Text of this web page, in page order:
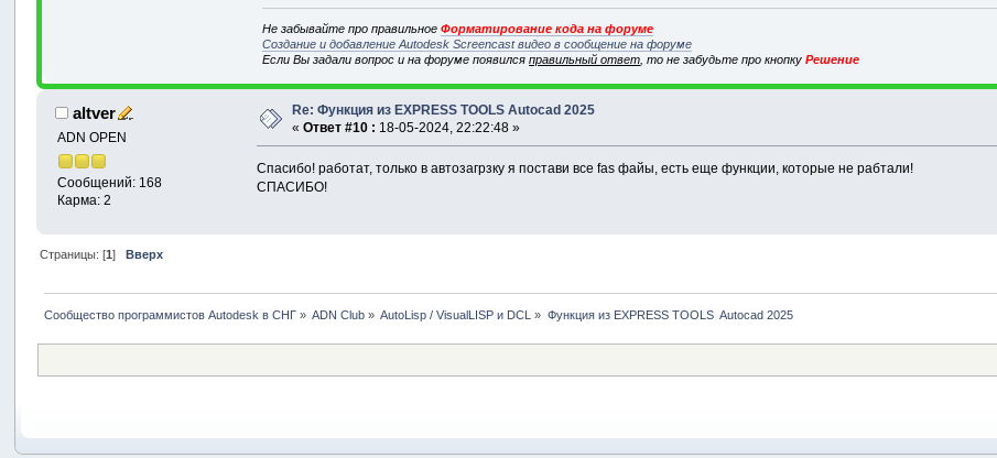
Не забывайте про правильноеФорматирование кода на форуме
Создание и добавление Autodesk Screencast видео в сообщение на форуме
Если Вы задали вопрос и на форуме появилсяправильный ответ , то не забудьте про кнопкуРешение
altver
ADN OPEN
Сообщений: 168
Карма: 2
Re: Функция из EXPRESS TOOLS Autocad 2025
«Ответ #10 : 18-05-2024, 22:22:48 »
Спасибо! работат, только в автозагрзку я постави все fas файы, есть еще функции, которые не рабтали!
СПАСИБО!
Страницы: [1] Вверх
Сообщество программистов Autodesk в СНГ» ADN Club » AutoLisp / VisualLISP и DCL » Функция из EXPRESS TOOLS  Autocad 2025